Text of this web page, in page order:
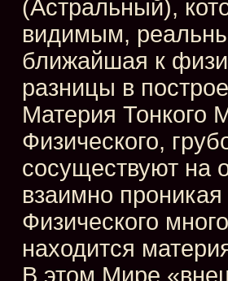
(Астральный),
видимым,
ближайшая к
разницы в
Материя Тонкого
Физического,
сосуществуют на
взаимно
Физического
находится
В этом Мире